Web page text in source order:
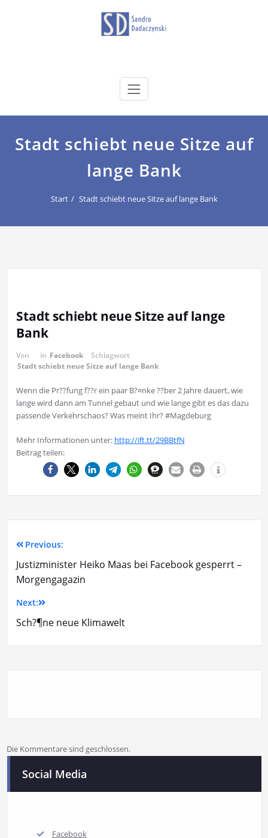
dadaczynski.de
Stadt schiebt neue Sitze auf
lange Bank
Start Stadt schiebt neue Sitze auf lange Bank
Stadt schiebt neue Sitze auf lange
Bank
Von in Facebook
Schlagwort
Stadt schiebt neue Sitze auf lange Bank
Wenn die Pr??fung f??r ein paar B?¤nke ??ber 2 Jahre dauert, wie
lange wird dann am Tunnel gebaut und wie lange gibt es das dazu
passende Verkehrschaos? Was meint Ihr? #Magdeburg
Mehr Informationen unter: http://ift.tt/29BBtfN
Beitrag teilen:
Previous:
Justizminister Heiko Maas bei Facebook gesperrt –
Morgengagazin
Next:
Sch?¶ne neue Klimawelt
Die Kommentare sind geschlossen.
Social Media
Facebook